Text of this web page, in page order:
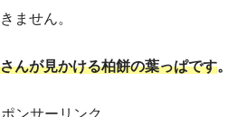
ません。
んが見かける柏餅の葉っぱです。
ンサーリンク